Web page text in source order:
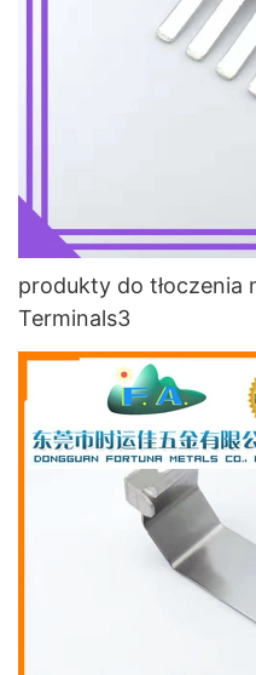
produkty do tłoczenia
Terminals3